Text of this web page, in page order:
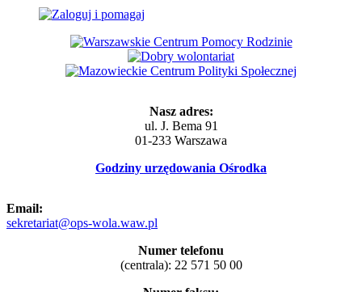
Nasz adres:
ul. J. Bema 91
01-233 Warszawa
Godziny urzędowania Ośrodka
Email:
sekretariat@ops-wola.waw.pl
Numer telefonu
(centrala): 22 571 50 00